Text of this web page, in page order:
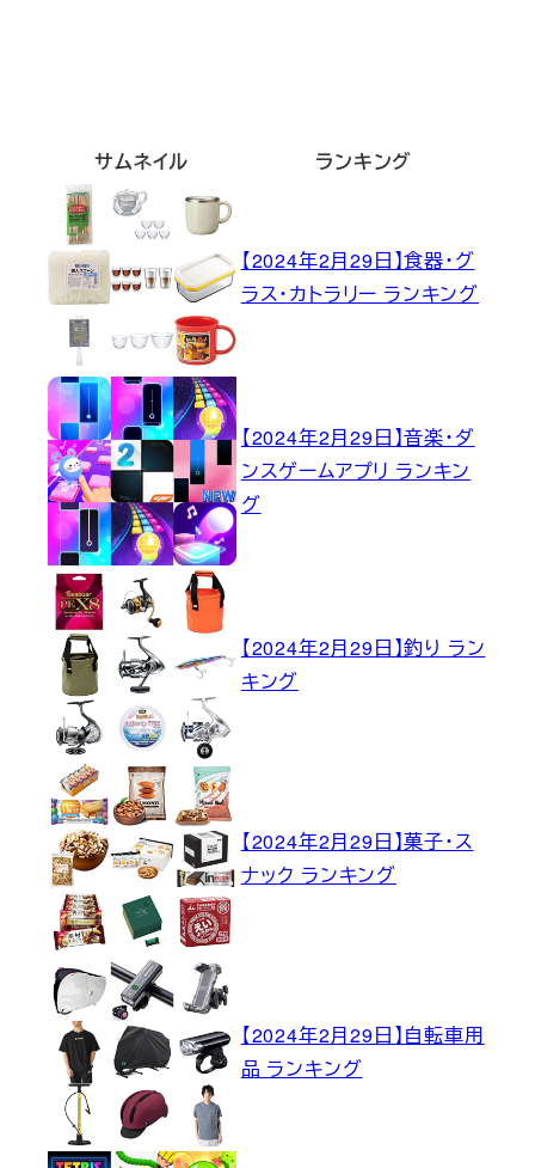
サムネイル ランキング
【2024年2月29日】食器・グ
ラス・カトラリー ランキング
【2024年2月29日】音楽・ダ
ンスゲームアプリ ランキン
グ
【2024年2月29日】釣り ラン
キング
【2024年2月29日】菓子・ス
ナック ランキング
【2024年2月29日】自転車用
品 ランキング